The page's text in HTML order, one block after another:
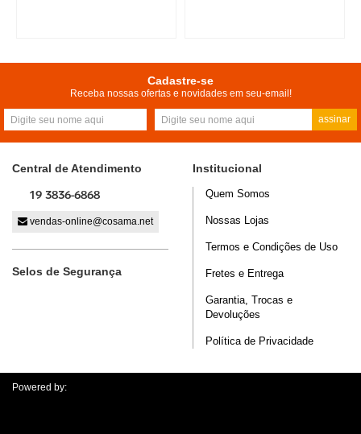
Cadastre-se
Receba nossas ofertas e novidades em seu-email!
assinar
Central de Atendimento
19 3836-6868
vendas-online@cosama.net
Selos de Segurança
Institucional
Quem Somos
Nossas Lojas
Termos e Condições de Uso
Fretes e Entrega
Garantia, Trocas e
Devoluções
Política de Privacidade
Powered by: